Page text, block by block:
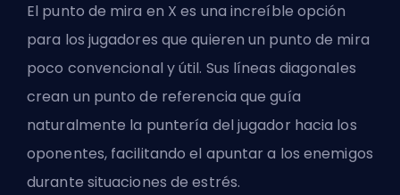
El punto de mira en X es una increíble opción
para los jugadores que quieren un punto de mira
poco convencional y útil. Sus líneas diagonales
crean un punto de referencia que guía
naturalmente la puntería del jugador hacia los
oponentes, facilitando el apuntar a los enemigos
durante situaciones de estrés.